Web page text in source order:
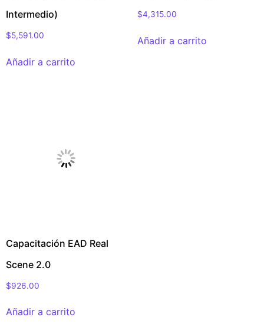
Intermedio)
$5,591.00
Añadir a carrito
$4,315.00
Añadir a carrito
Capacitación EAD Real
Scene 2.0
$926.00
Añadir a carrito